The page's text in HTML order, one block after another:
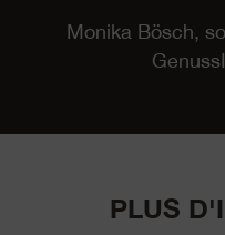
Monika Bösch,
PLUS